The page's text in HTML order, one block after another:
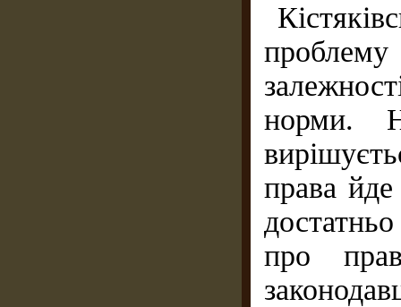
норми.
права
про